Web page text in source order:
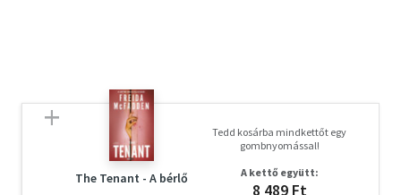
„ellenforradalmárok” betörtek a börtönbe – ahol
köztörvényes bűncselekmény miatt ült –, egyszerűen
szívrohamot kapott a félelemtől. Egyszer csak a két
nyomozás ugyanahhoz az emberhez vezet – és talán
minden titokra fény derül. Mátyás Győző regénye ravaszul
The Tenant - A bérlő
Tedd kosárba mindkettőt egy
gombnyomással!
A kettő együtt:
8 489 Ft